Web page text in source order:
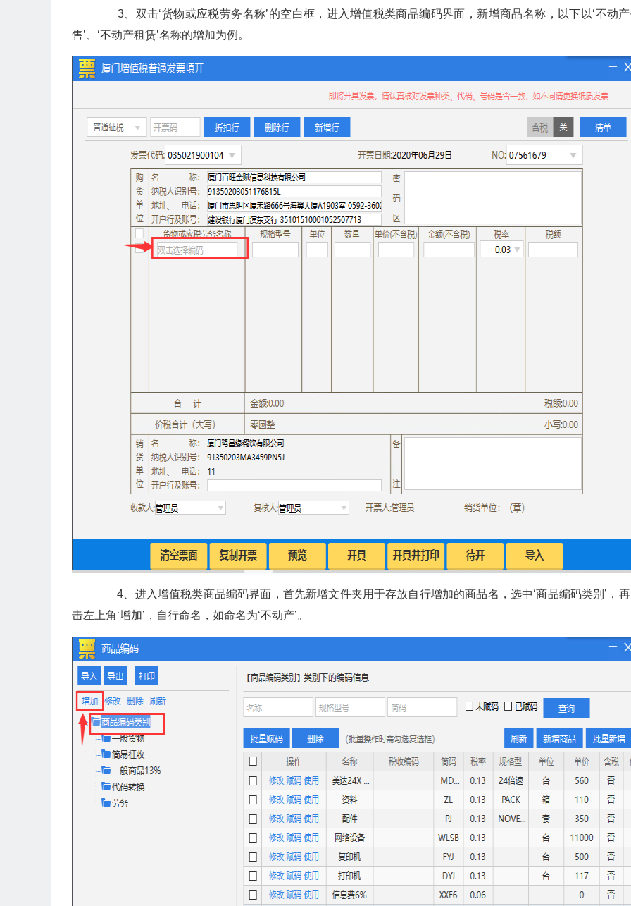
3、双击‘货物或应税劳务名称’的空白框，进入增值税类商品编码界面，新增商品名称，以下以‘不动
售’、‘不动产租赁’名称的增加为例。
4、进入增值税类商品编码界面，首先新增文件夹用于存放自行增加的商品名，选中‘商品编码类别’，
击左上角‘增加’，自行命名，如命名为‘不动产’。